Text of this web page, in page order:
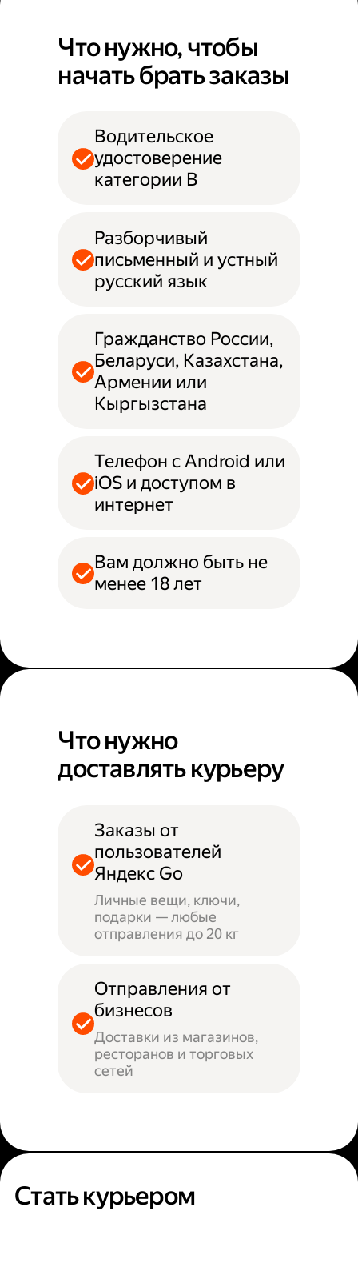
Что нужно, чтобы
начать брать заказы
Водительское
удостоверение
категории B
Разборчивый
письменный и устный
русский язык
Гражданство России,
Беларуси, Казахстана,
Армении или
Кыргызстана
Телефон с Android или
iOS и доступом в
интернет
Вам должно быть не
менее 18 лет
Что нужно
доставлять курьеру
Заказы от
пользователей
Яндекс Go
Личные вещи, ключи,
подарки — любые
отправления до 20 кг
Отправления от
бизнесов
Доставки из магазинов,
ресторанов и торговых
сетей
Стать курьером